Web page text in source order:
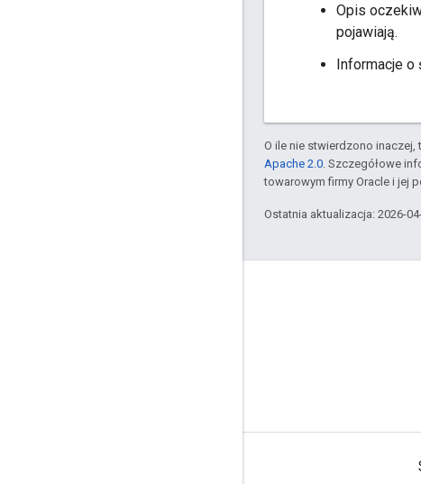
Opis
pojawiają.
Informacje o
O ile nie stwierdzono inaczej,
Apache 2.0 . Szczegółowe
towarowym firmy Oracle i jej
Ostatnia aktualizacja: 2026-